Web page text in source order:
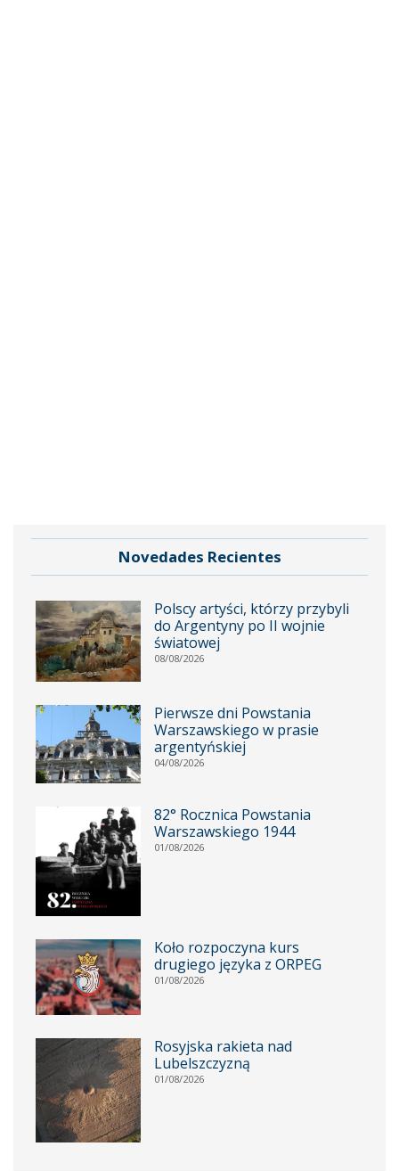
Novedades Recientes
Polscy artyści, którzy przybyli
do Argentyny po II wojnie
światowej
08/08/2026
Pierwsze dni Powstania
Warszawskiego w prasie
argentyńskiej
04/08/2026
82° Rocznica Powstania
Warszawskiego 1944
01/08/2026
Koło rozpoczyna kurs
drugiego języka z ORPEG
01/08/2026
Rosyjska rakieta nad
Lubelszczyzną
01/08/2026